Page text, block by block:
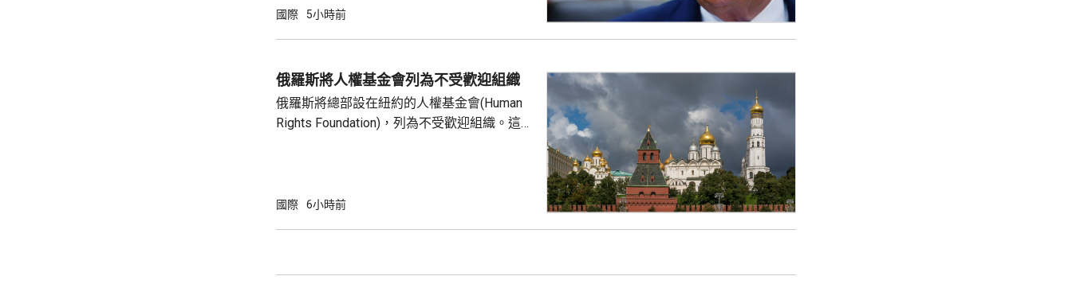
但華府正急需關鍵礦產來補充伊朗戰事期間耗
關重要，同時當局亦尋求減少美國對中國供應
鏈的依賴，計劃宣布一系列協議和諒解備忘
錄。 消息人士預計，出席的業界巨頭包括全
球...
國際 5小時前
俄羅斯將人權基金會列為不受歡迎組織
俄羅斯將總部設在紐約的人權基金會(Human
Rights Foundation)，列為不受歡迎組織。這個
完全專制政權，參與抹黑俄羅斯武裝部隊的活
國際 6小時前